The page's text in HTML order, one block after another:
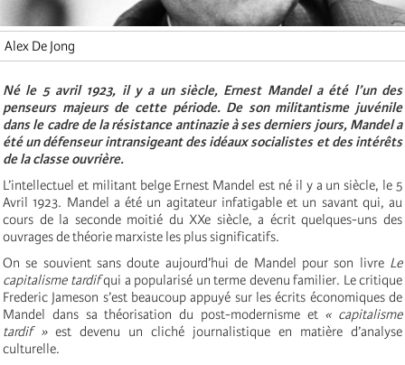
Alex De Jong
Né le 5 avril 1923, il y a un siècle, Ernest Mandel a été l’un des
penseurs majeurs de cette période. De son militantisme juvénile
dans le cadre de la résistance antinazie à ses derniers jours, Mandel a
été un défenseur intransigeant des idéaux socialistes et des intérêts
de la classe ouvrière.
L’intellectuel et militant belge Ernest Mandel est né il y a un siècle, le 5
Avril 1923. Mandel a été un agitateur infatigable et un savant qui, au
cours de la seconde moitié du XXe siècle, a écrit quelques-uns des
ouvrages de théorie marxiste les plus significatifs.
On se souvient sans doute aujourd’hui de Mandel pour son livre Le
capitalisme tardifqui a popularisé un terme devenu familier. Le critique
Frederic Jameson s’est beaucoup appuyé sur les écrits économiques de
Mandel dans sa théorisation du post-modernisme et « capitalisme
tardif »est devenu un cliché journalistique en matière d’analyse
culturelle.